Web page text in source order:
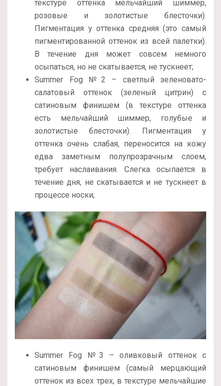
текстуре оттенка мельчайший шиммер,
розовые и золотистые блесточки).
Пигментация у оттенка средняя (это самый
пигментированной оттенок из всей палетки).
В течение дня может совсем немного
осыпаться, но не скатывается, не тускнеет;
Summer Fog №2 – светлый зеленовато-
салатовый оттенок (зеленый цитрин) с
сатиновым финишем (в текстуре оттенка
есть мельчайший шиммер, голубые и
золотистые блесточки). Пигментация у
оттенка очень слабая, переносится на кожу
едва заметным полупрозрачным слоем,
требует наслаивания. Слегка осыпается в
течение дня, не скатывается и не тускнеет в
процессе носки;
Summer Fog №3 – оливковый оттенок с
сатиновым финишем (самый мерцающий
оттенок из всех трех, в текстуре мельчайшие